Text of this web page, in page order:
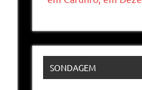
SONDAGEM